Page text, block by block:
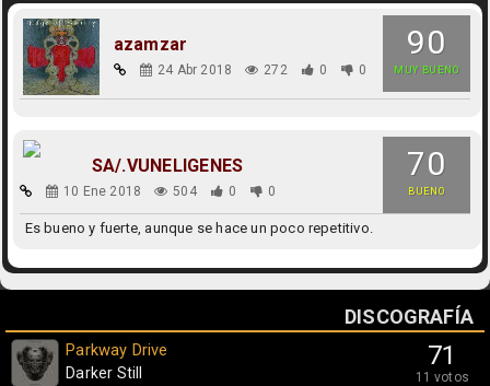
90
MUY BUENO
azamzar
24 Abr 2018 272 0 0
70
BUENO
SA/.VUNELIGENES
10 Ene 2018 504 0 0
Es bueno y fuerte, aunque se hace un poco repetitivo.
DISCOGRAFÍA
71
11 votos
Parkway Drive
Darker Still